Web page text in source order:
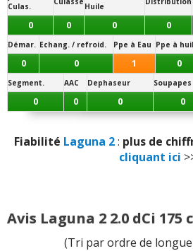
Culas.
Huile
0 0 0 0
Démar. Echang. / refroid. Ppe à Eau Ppe à
0 0 1 0
Segment. AAC Dephaseur Soupapes
0 0 0 0
Fiabilité Laguna 2: plus de
cliquant ici
Avis Laguna 2 2.0 dCi 175
(Tri par ordre de